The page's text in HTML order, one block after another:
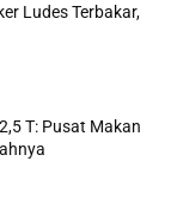
Ludes Terbakar,
T: Pusat Makan